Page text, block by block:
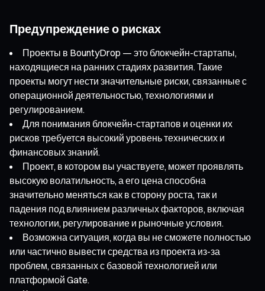
Предупреждение о рисках
Проекты в BountyDrop — это блокчейн-стартапы,
находящиеся на ранних стадиях развития. Такие
проекты могут нести значительные риски, связанные с
операционной деятельностью, технологиями и
регулированием.
Для понимания блокчейн-стартапов и оценки их
рисков требуется высокий уровень технических и
финансовых знаний.
Проект, в котором вы участвуете, может проявлять
высокую волатильность, а его цена способна
значительно меняться как в сторону роста, так и
падения под влиянием различных факторов, включая
технологии, регулирование и рыночные условия.
Возможна ситуация, когда вы не сможете полностью
или частично вывести средства из проекта из-за
проблем, связанных с базовой технологией или
платформой Gate.